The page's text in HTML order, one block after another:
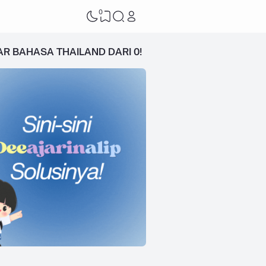
0
BAHASA THAILAND DARI 0!